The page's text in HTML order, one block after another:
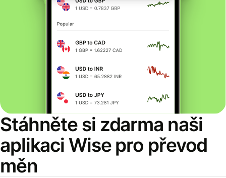
Stáhněte si zdarma naši
aplikaci Wise pro převod
měn